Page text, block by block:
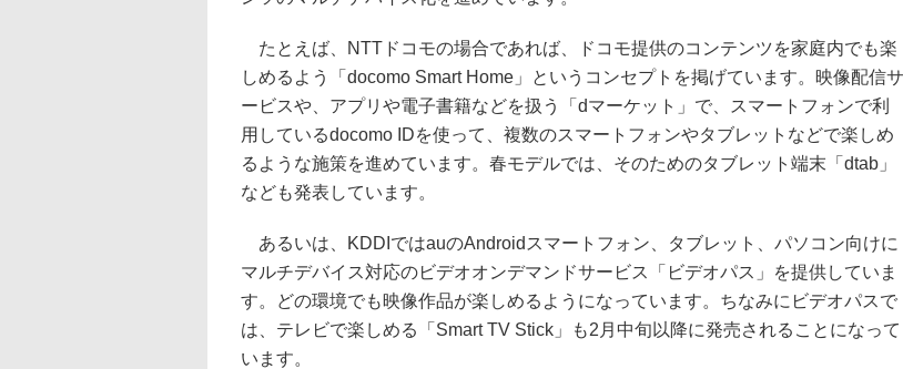
たとえば、NTTドコモの場合であれば、ドコモ提供のコンテンツを家庭内でも楽
しめるよう「docomo Smart Home」というコンセプトを掲げています。映像配信サ
ービスや、アプリや電子書籍などを扱う「dマーケット」で、スマートフォンで利
用しているdocomo IDを使って、複数のスマートフォンやタブレットなどで楽しめ
るような施策を進めています。春モデルでは、そのためのタブレット端末「dtab」
なども発表しています。
あるいは、KDDIではauのAndroidスマートフォン、タブレット、パソコン向けに
マルチデバイス対応のビデオオンデマンドサービス「ビデオパス」を提供していま
す。どの環境でも映像作品が楽しめるようになっています。ちなみにビデオパスで
は、テレビで楽しめる「Smart TV Stick」も2月中旬以降に発売されることになって
います。